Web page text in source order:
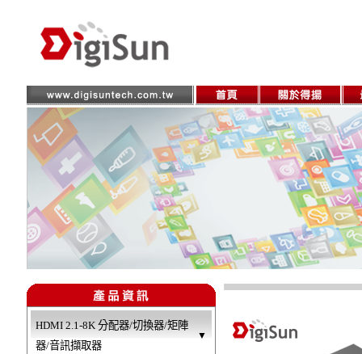
HDMI 2.1-8K 分配器/切換器/矩陣
器/音訊擷取器
▼